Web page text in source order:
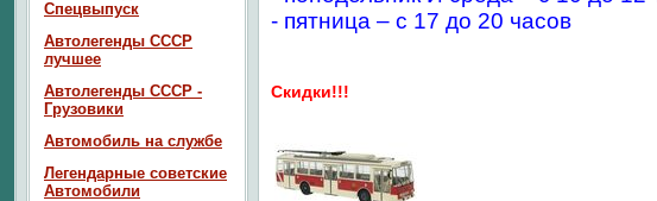
- пятница – с 17 до 20 часов
Скидки!!!
Спецвыпуск
Автолегенды СССР
лучшее
Автолегенды СССР -
Грузовики
Автомобиль на службе
Легендарные советские
Автомобили